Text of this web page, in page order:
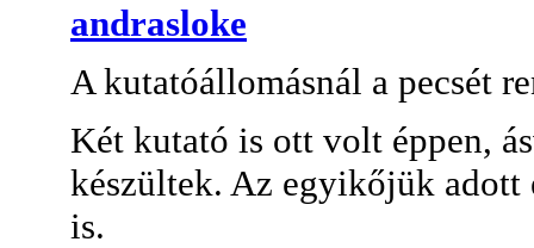
andrasloke
A kutatóállomásnál a pecsét
Két kutató is ott volt éppen,
készültek. Az egyikőjük adott
is.